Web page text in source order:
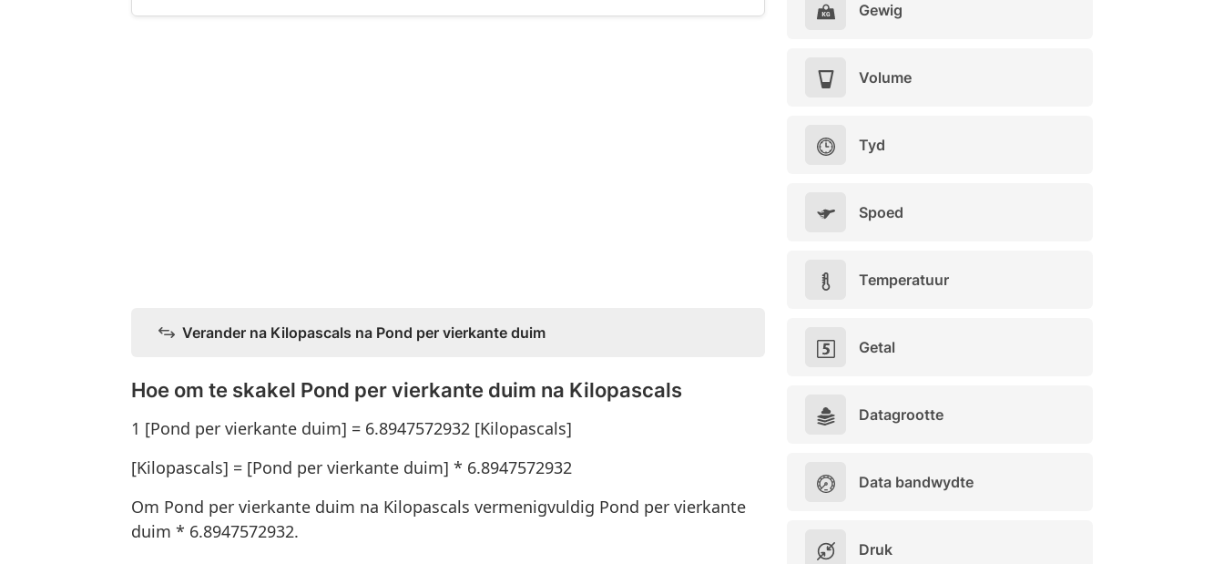
Verander na Kilopascals na Pond per vierkante duim
Hoe om te skakel Pond per vierkante duim na Kilopascals
1 [Pond per vierkante duim] = 6.8947572932 [Kilopascals]
[Kilopascals] = [Pond per vierkante duim] * 6.8947572932
Om Pond per vierkante duim na Kilopascals vermenigvuldig Pond per vierkante
duim * 6.8947572932.
Gewig
Volume
Tyd
Spoed
Temperatuur
Getal
Datagrootte
Data bandwydte
Druk